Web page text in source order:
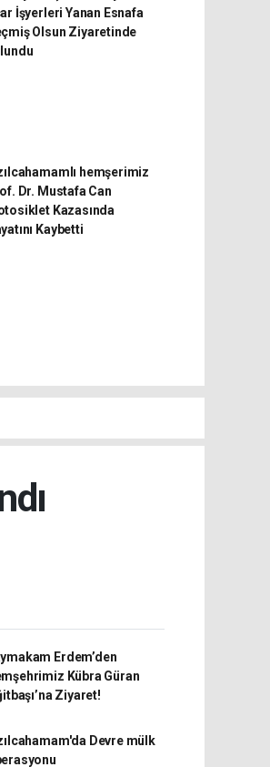
İşyerleri Yanan Esnafa
Olsun Ziyaretinde
hemşerimiz
Dr. Mustafa Can
Kazasında
Kaybetti
Erdem’den
Kübra Güran
Ziyaret!
Devre mülk